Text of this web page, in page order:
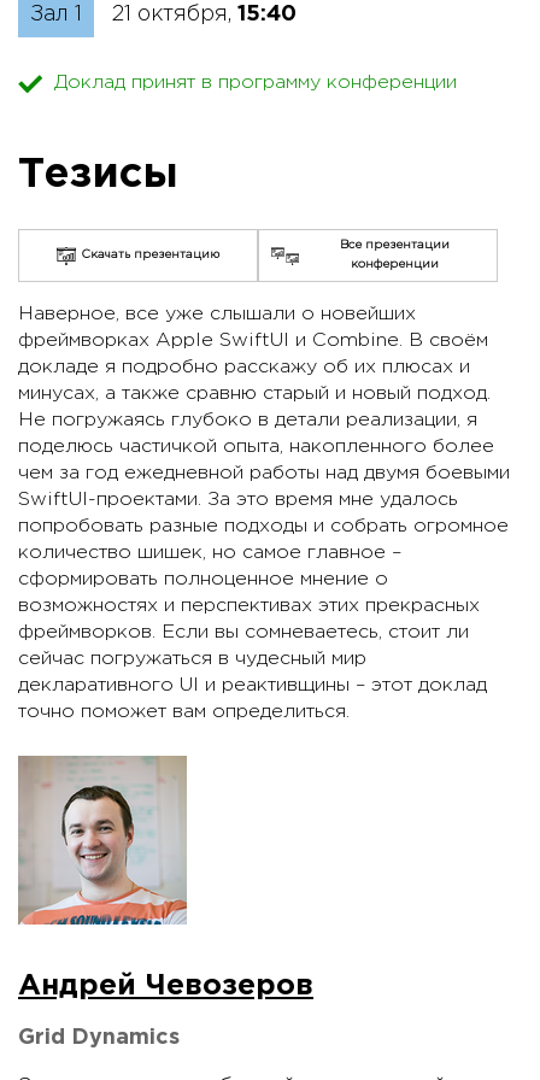
Зал 1 21 октября, 15:40
Доклад принят в программу конференции
Тезисы
Скачать презентацию
Все презентации
конференции
Наверное, все уже слышали о новейших
фреймворках Apple SwiftUI и Combine. В своём
докладе я подробно расскажу об их плюсах и
минусах, а также сравню старый и новый подход.
Не погружаясь глубоко в детали реализации, я
поделюсь частичкой опыта, накопленного более
чем за год ежедневной работы над двумя боевыми
SwiftUI-проектами. За это время мне удалось
попробовать разные подходы и собрать огромное
количество шишек, но самое главное –
сформировать полноценное мнение о
возможностях и перспективах этих прекрасных
фреймворков. Если вы сомневаетесь, стоит ли
сейчас погружаться в чудесный мир
декларативного UI и реактивщины – этот доклад
точно поможет вам определиться.
Андрей Чевозеров
Grid Dynamics